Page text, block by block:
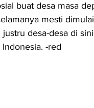
buat desa masa
mesti
desa-desa di
-red